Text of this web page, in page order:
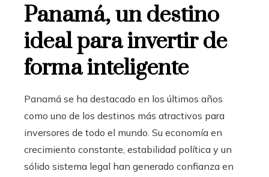
Panamá, un destino
ideal para invertir de
forma inteligente
Panamá se ha destacado en los últimos años
como uno de los destinos más atractivos para
inversores de todo el mundo. Su economía en
crecimiento constante, estabilidad política y un
sólido sistema legal han generado confianza en